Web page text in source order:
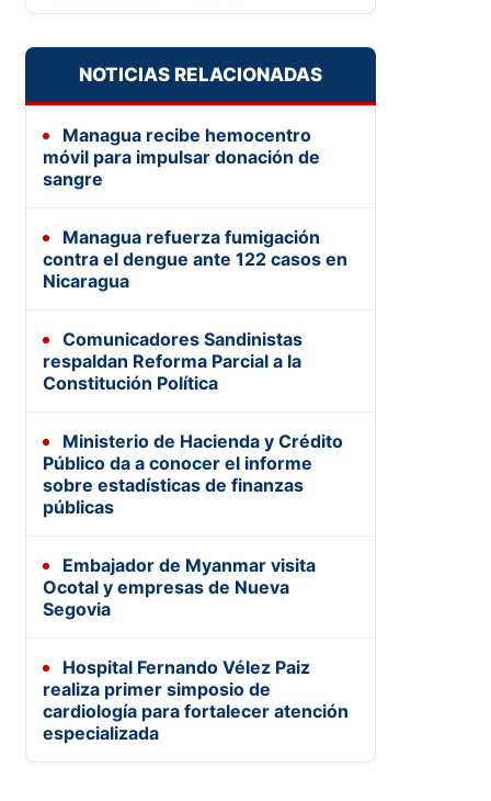
NOTICIAS RELACIONADAS
Managua recibe hemocentro
móvil para impulsar donación de
sangre
Managua refuerza fumigación
contra el dengue ante 122 casos en
Nicaragua
Comunicadores Sandinistas
respaldan Reforma Parcial a la
Constitución Política
Ministerio de Hacienda y Crédito
Público da a conocer el informe
sobre estadísticas de finanzas
públicas
Embajador de Myanmar visita
Ocotal y empresas de Nueva
Segovia
Hospital Fernando Vélez Paiz
realiza primer simposio de
cardiología para fortalecer atención
especializada